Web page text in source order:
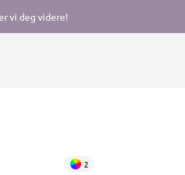
vi deg videre!
2